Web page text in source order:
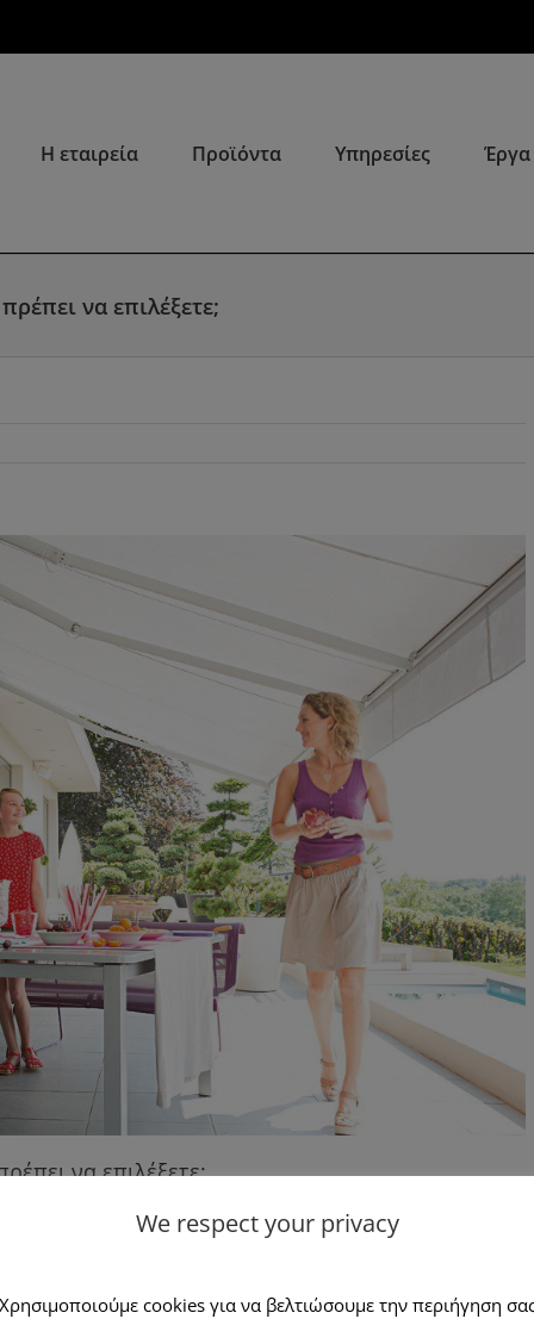
Η εταιρεία Προϊόντα Υπηρεσίες Έργα
να επιλέξετε;
να επιλέξετε;
βραχίονες του συστήματος σκίασης.
We respect your privacy
Χρησιμοποιούμε cookies για να βελτιώσουμε την περιήγηση